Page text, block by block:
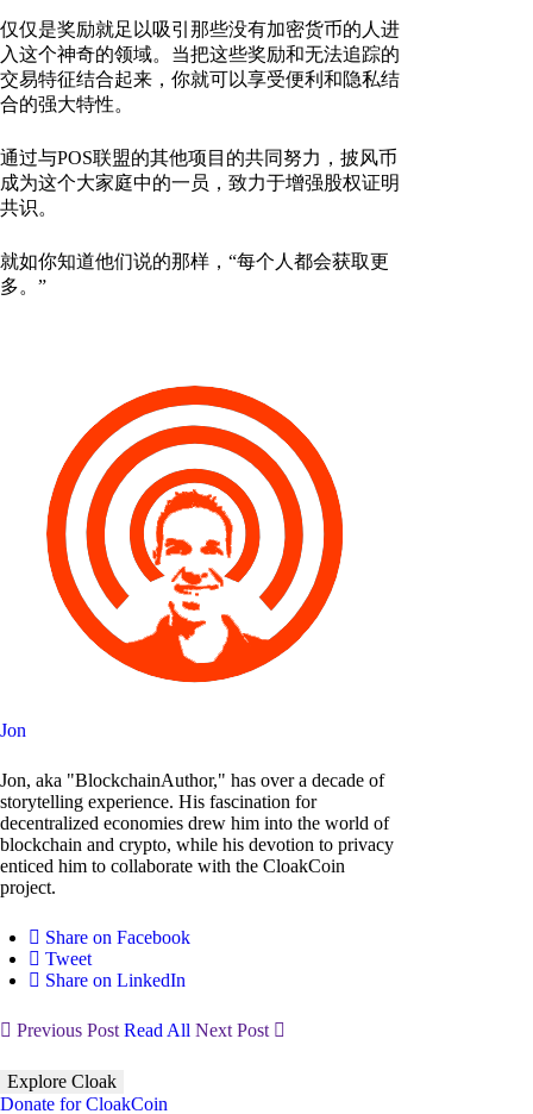
仅仅是奖励就足以吸引那些没有加密货币的人进
入这个神奇的领域。当把这些奖励和无法追踪的
交易特征结合起来，你就可以享受便利和隐私结
合的强大特性。
通过与POS联盟的其他项目的共同努力，披风币
成为这个大家庭中的一员，致力于增强股权证明
共识。
就如你知道他们说的那样，“每个人都会获取更
多。”
Jon
Jon, aka "BlockchainAuthor," has over a decade of
storytelling experience. His fascination for
decentralized economies drew him into the world of
blockchain and crypto, while his devotion to privacy
enticed him to collaborate with the CloakCoin
project.
Share on Facebook
Tweet
Share on LinkedIn
Previous Post Read All Next Post
Explore Cloak
Donate for CloakCoin